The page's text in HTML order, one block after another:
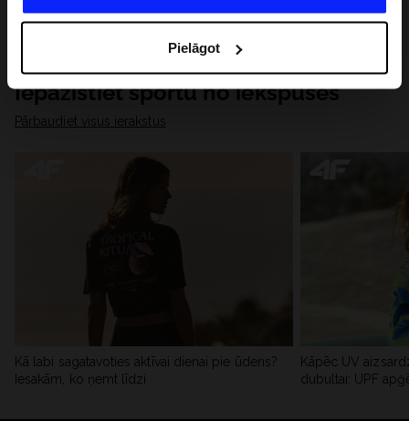
saviem partneriem, lai uzlabotu veidu, kadā tiek rādīta
saturu un uzlabotu mūsu partneru piedāvātos risinajumus
( piem. socialos tīklus). Detalizētu informāciju var atrast
mūsu Privātuma politikā un sadaļā "Detaļas".
Pielāgot
Iepazīstiet sportu no iekšpuses
Pārbaudiet visus ierakstus
Kā labi sagatavoties aktīvai dienai pie ūdens?
Iesakām, ko ņemt līdzi
Kāpēc UV
dubultai: UPF